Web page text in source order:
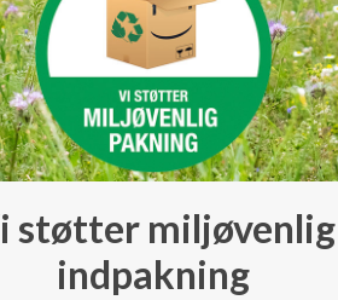
støtter miljøvenlig
indpakning